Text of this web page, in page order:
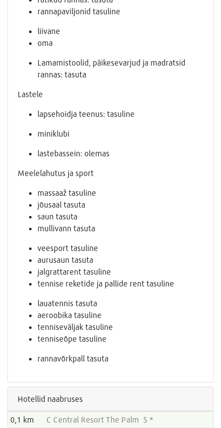
rannapaviljonid tasuline
liivane
oma
Lamamistoolid, päikesevarjud ja madratsid
rannas: tasuta
Lastele
lapsehoidja teenus: tasuline
miniklubi
lastebassein: olemas
Meelelahutus ja sport
massaaž tasuline
jõusaal tasuta
saun tasuta
mullivann tasuta
veesport tasuline
aurusaun tasuta
jalgrattarent tasuline
tennise reketide ja pallide rent tasuline
lauatennis tasuta
aeroobika tasuline
tenniseväljak tasuline
tenniseõpe tasuline
rannavõrkpall tasuta
Hotellid naabruses
0,1 km
C Central Resort The Palm 5 *